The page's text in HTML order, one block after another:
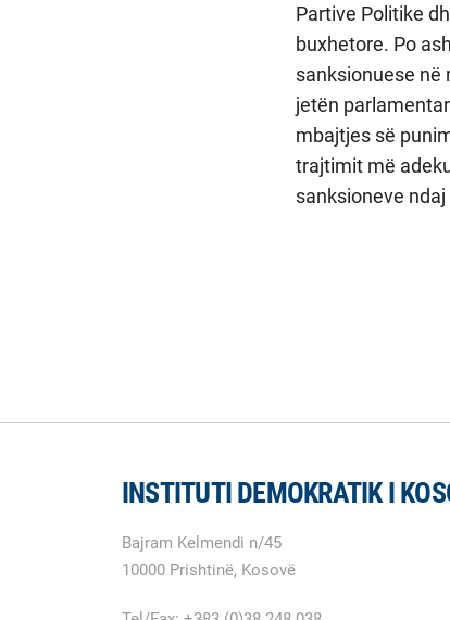
Partive Politike
buxhetore. Po
sanksionuese në
jetën
mbajtjes së
trajtimit më
sanksioneve
INSTITUTI DEMOKRATIK I
Bajram Kelmendi n/45
10000 Prishtinë, Kosovë